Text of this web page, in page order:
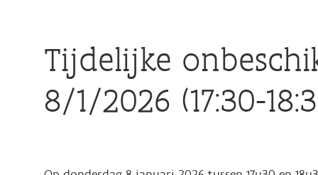
Tijdelijke
8/1/2026 (17:30-